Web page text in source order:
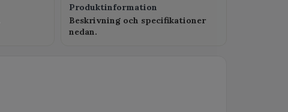
Produktinformation
Beskrivning och specifikationer
nedan.